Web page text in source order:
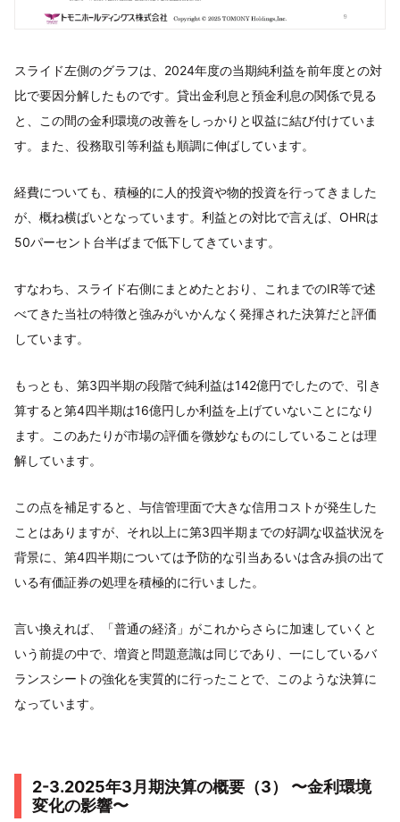
スライド左側のグラフは、2024年度の当期純利益を前年度との対
比で要因分解したものです。貸出金利息と預金利息の関係で見る
と、この間の金利環境の改善をしっかりと収益に結び付けていま
す。また、役務取引等利益も順調に伸ばしています。
経費についても、積極的に人的投資や物的投資を行ってきました
が、概ね横ばいとなっています。利益との対比で言えば、OHRは
50パーセント台半ばまで低下してきています。
すなわち、スライド右側にまとめたとおり、これまでのIR等で述
べてきた当社の特徴と強みがいかんなく発揮された決算だと評価
しています。
もっとも、第3四半期の段階で純利益は142億円でしたので、引き
算すると第4四半期は16億円しか利益を上げていないことになり
ます。このあたりが市場の評価を微妙なものにしていることは理
解しています。
この点を補足すると、与信管理面で大きな信用コストが発生した
ことはありますが、それ以上に第3四半期までの好調な収益状況を
背景に、第4四半期については予防的な引当あるいは含み損の出て
いる有価証券の処理を積極的に行いました。
言い換えれば、「普通の経済」がこれからさらに加速していくと
いう前提の中で、増資と問題意識は同じであり、一にしているバ
ランスシートの強化を実質的に行ったことで、このような決算に
なっています。
2-3.2025年3月期決算の概要（3） 〜金利環境
変化の影響〜